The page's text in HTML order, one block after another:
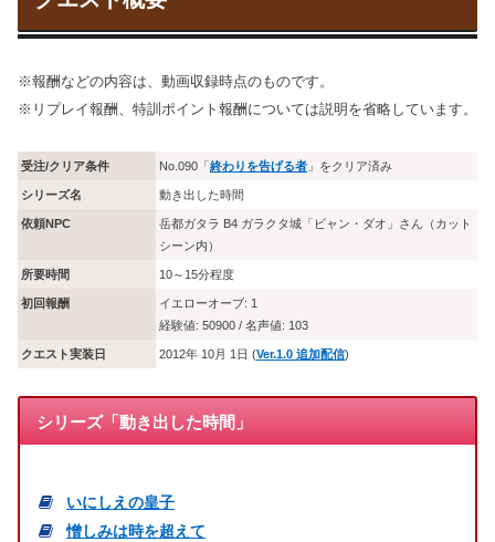
※報酬などの内容は、動画収録時点のものです。
※リプレイ報酬、特訓ポイント報酬については説明を省略しています。
受注/クリア条件 No.090「終わりを告げる者 」をクリア済み
シリーズ名 動き出した時間
依頼NPC
岳都ガタラ B4 ガラクタ城「ビャン・ダオ」さん（カット
シーン内）
所要時間 10～15分程度
初回報酬
イエローオーブ: 1
経験値: 50900 / 名声値: 103
クエスト実装日 2012年 10月 1日 (Ver.1.0 追加配信)
シリーズ「動き出した時間」
いにしえの皇子
憎しみは時を超えて